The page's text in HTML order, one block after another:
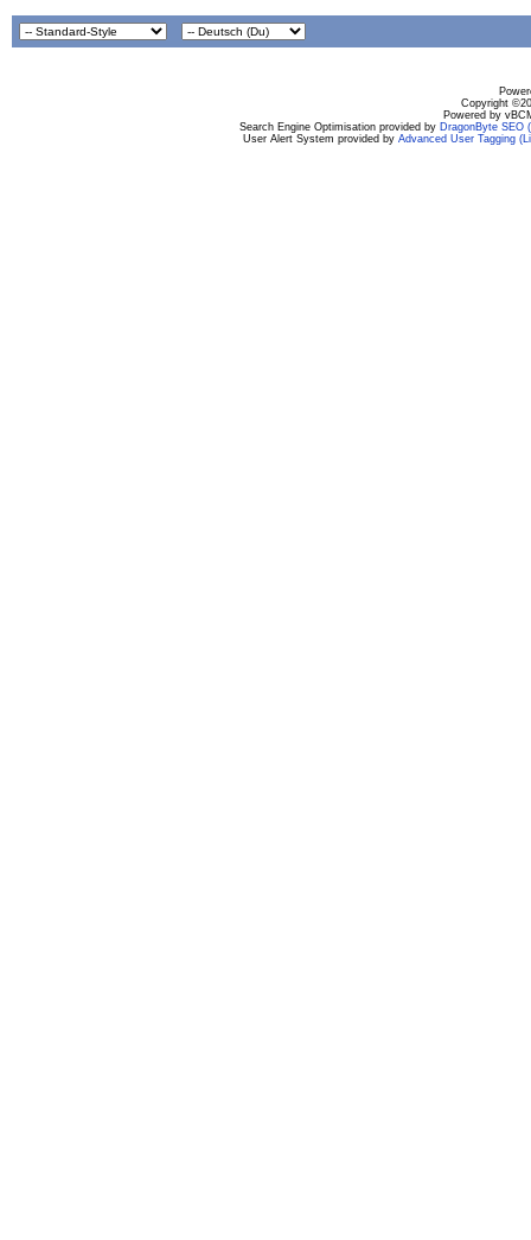
Copyright
Powered by
Search Engine Optimisation provided by DragonByte SEO
User Alert System provided by Advanced User Tagging